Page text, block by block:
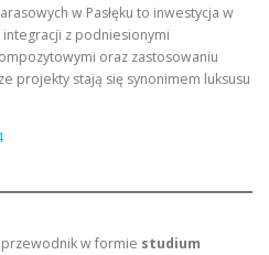
w Pasłęku to inwestycja w
z podniesionymi
oraz zastosowaniu
projekty stają się synonimem luksusu
przewodnik w formie studium